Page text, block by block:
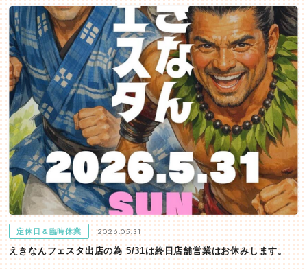
定休日＆臨時休業 2026.05.31
えきなんフェスタ出店の為 5/31は終日店舗営業はお休みします。